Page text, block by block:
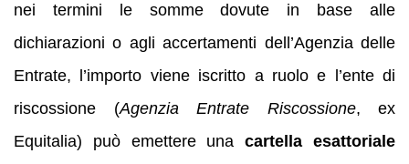
nei termini le somme dovute in base alle
dichiarazioni o agli accertamenti dell’Agenzia delle
Entrate, l’importo viene iscritto a ruolo e l’ente di
riscossione (Agenzia Entrate Riscossione, ex
Equitalia) può emettere unacartella esattoriale